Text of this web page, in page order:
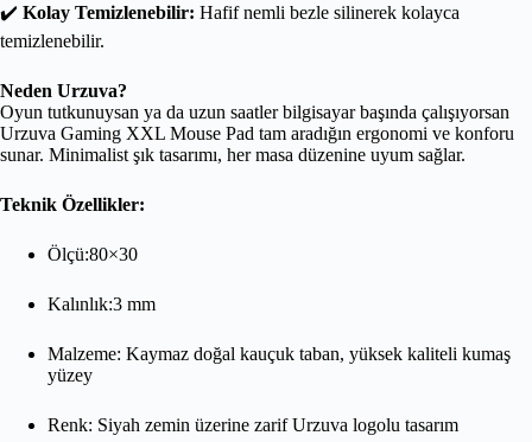
✔️ Kolay Temizlenebilir: Hafif nemli bezle silinerek kolayca
temizlenebilir.
Neden Urzuva?
Oyun tutkunuysan ya da uzun saatler bilgisayar başında çalışıyorsan
Urzuva Gaming XXL Mouse Pad tam aradığın ergonomi ve konforu
sunar. Minimalist şık tasarımı, her masa düzenine uyum sağlar.
Teknik Özellikler:
Ölçü:80×30
Kalınlık:3 mm
Malzeme: Kaymaz doğal kauçuk taban, yüksek kaliteli kumaş
yüzey
Renk: Siyah zemin üzerine zarif Urzuva logolu tasarım